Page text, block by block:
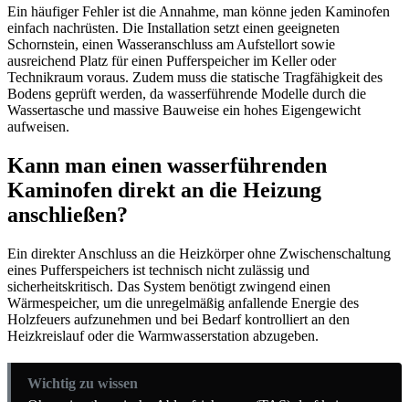
Ein häufiger Fehler ist die Annahme, man könne jeden Kaminofen
einfach nachrüsten. Die Installation setzt einen geeigneten
Schornstein, einen Wasseranschluss am Aufstellort sowie
ausreichend Platz für einen Pufferspeicher im Keller oder
Technikraum voraus. Zudem muss die statische Tragfähigkeit des
Bodens geprüft werden, da wasserführende Modelle durch die
Wassertasche und massive Bauweise ein hohes Eigengewicht
aufweisen.
Kann man einen wasserführenden
Kaminofen direkt an die Heizung
anschließen?
Ein direkter Anschluss an die Heizkörper ohne Zwischenschaltung
eines Pufferspeichers ist technisch nicht zulässig und
sicherheitskritisch. Das System benötigt zwingend einen
Wärmespeicher, um die unregelmäßig anfallende Energie des
Holzfeuers aufzunehmen und bei Bedarf kontrolliert an den
Heizkreislauf oder die Warmwasserstation abzugeben.
Wichtig zu wissen